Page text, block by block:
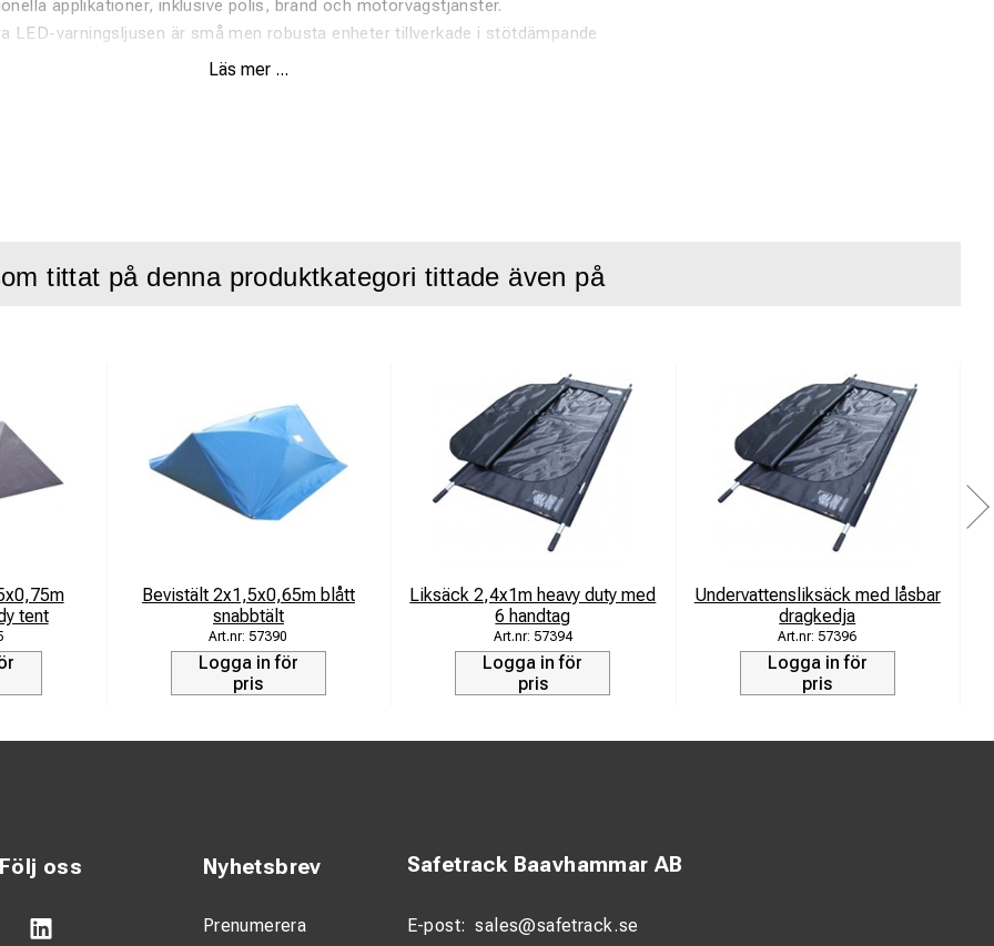
applikationer, inklusive polis, brand och motorvägstjänster.
LED-varningsljusen är små men robusta enheter tillverkade i stötdämpande
(upp till 10 meter) och i stort sett oförstörbara (motstå de flesta
till 60°C
Läs mer ...
tittat på denna produktkategori tittade även på
tent
Bevistält 2x1,5x0,65m blått
snabbtält
57390
Logga in för
pris
Liksäck 2,4x1m heavy duty med
6 handtag
57394
Logga in för
pris
Undervattensliksäck med låsbar
dragkedja
57396
Logga in för
pris
Följ oss Nyhetsbrev
Prenumerera
Safetrack Baavhammar AB
E-post: sales@safetrack.se